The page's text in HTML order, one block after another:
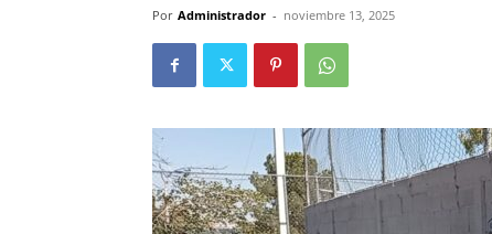
Por Administrador - noviembre 13, 2025